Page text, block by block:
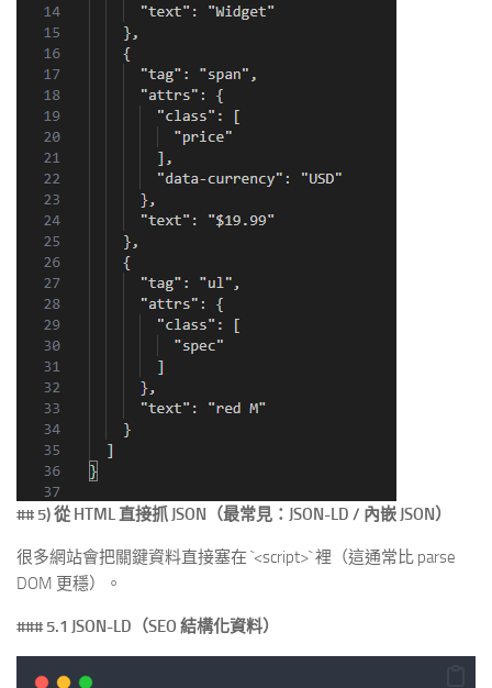
## 5) 從 HTML 直接抓 JSON（最常見：JSON-LD / 內嵌 JSON）
很多網站會把關鍵資料直接塞在 `<script>` 裡（這通常比 parse
DOM 更穩）。
### 5.1 JSON-LD（SEO 結構化資料）